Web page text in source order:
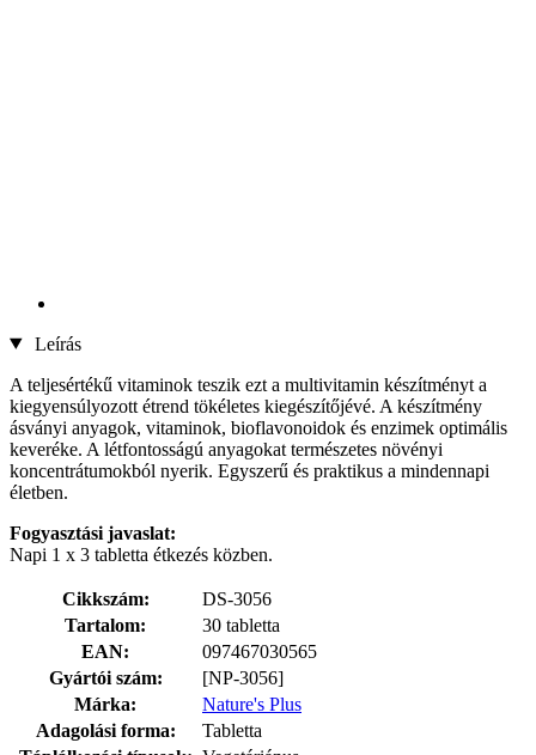
Leírás
A teljesértékű vitaminok teszik ezt a multivitamin készítményt a
kiegyensúlyozott étrend tökéletes kiegészítőjévé. A készítmény
ásványi anyagok, vitaminok, bioflavonoidok és enzimek optimális
keveréke. A létfontosságú anyagokat természetes növényi
koncentrátumokból nyerik. Egyszerű és praktikus a mindennapi
életben.
Fogyasztási javaslat:
Napi 1 x 3 tabletta étkezés közben.
Cikkszám:
DS-3056
Tartalom:
30 tabletta
EAN:
097467030565
Gyártói szám:
[NP-3056]
Márka:
Nature's Plus
Adagolási forma:
Tabletta